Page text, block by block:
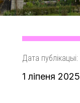
Дата публікацыі:
1 ліпеня 2025